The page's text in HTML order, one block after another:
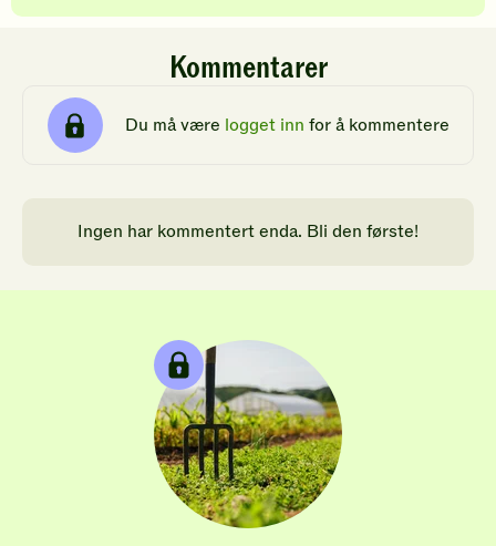
Kommentarer
Du må være logget inn for å kommentere
Ingen har kommentert enda. Bli den første!